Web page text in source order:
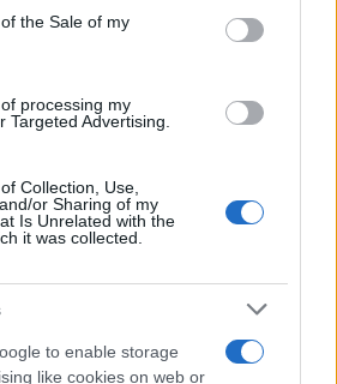
the Sale of my
processing my
Targeted Advertising.
Collection, Use,
or Sharing of my
Is Unrelated with the
it was collected.
to enable storage
like cookies on web or